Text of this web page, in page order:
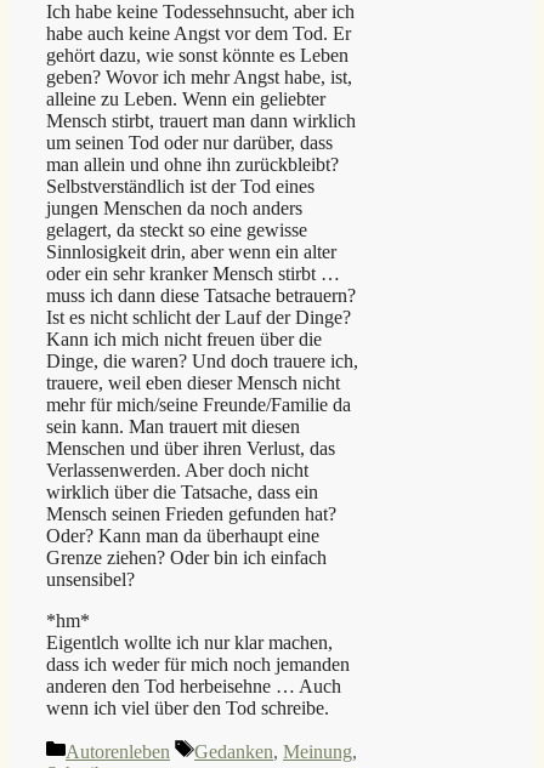
Ich habe keine Todessehnsucht, aber ich
habe auch keine Angst vor dem Tod. Er
gehört dazu, wie sonst könnte es Leben
geben? Wovor ich mehr Angst habe, ist,
alleine zu Leben. Wenn ein geliebter
Mensch stirbt, trauert man dann wirklich
um seinen Tod oder nur darüber, dass
man allein und ohne ihn zurückbleibt?
Selbstverständlich ist der Tod eines
jungen Menschen da noch anders
gelagert, da steckt so eine gewisse
Sinnlosigkeit drin, aber wenn ein alter
oder ein sehr kranker Mensch stirbt …
muss ich dann diese Tatsache betrauern?
Ist es nicht schlicht der Lauf der Dinge?
Kann ich mich nicht freuen über die
Dinge, die waren? Und doch trauere ich,
trauere, weil eben dieser Mensch nicht
mehr für mich/seine Freunde/Familie da
sein kann. Man trauert mit diesen
Menschen und über ihren Verlust, das
Verlassenwerden. Aber doch nicht
wirklich über die Tatsache, dass ein
Mensch seinen Frieden gefunden hat?
Oder? Kann man da überhaupt eine
Grenze ziehen? Oder bin ich einfach
unsensibel?
*hm*
Eigentlch wollte ich nur klar machen,
dass ich weder für mich noch jemanden
anderen den Tod herbeisehne … Auch
wenn ich viel über den Tod schreibe.
Kategorien
Autorenleben Schlagwörter
Gedanken, Meinung,